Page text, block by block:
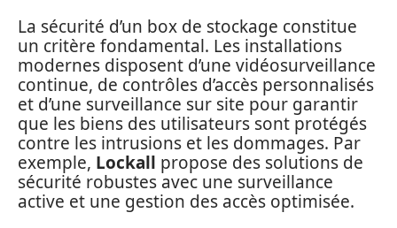
La sécurité d’un box de stockage constitue
un critère fondamental. Les installations
modernes disposent d’une vidéosurveillance
continue, de contrôles d’accès personnalisés
et d’une surveillance sur site pour garantir
que les biens des utilisateurs sont protégés
contre les intrusions et les dommages. Par
exemple, Lockall propose des solutions de
sécurité robustes avec une surveillance
active et une gestion des accès optimisée.